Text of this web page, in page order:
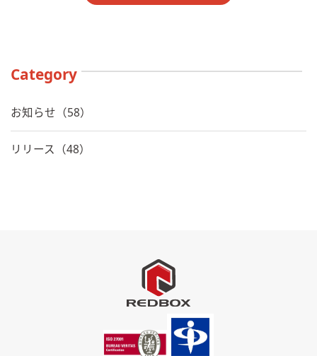
Category
お知らせ（58）
リリース（48）